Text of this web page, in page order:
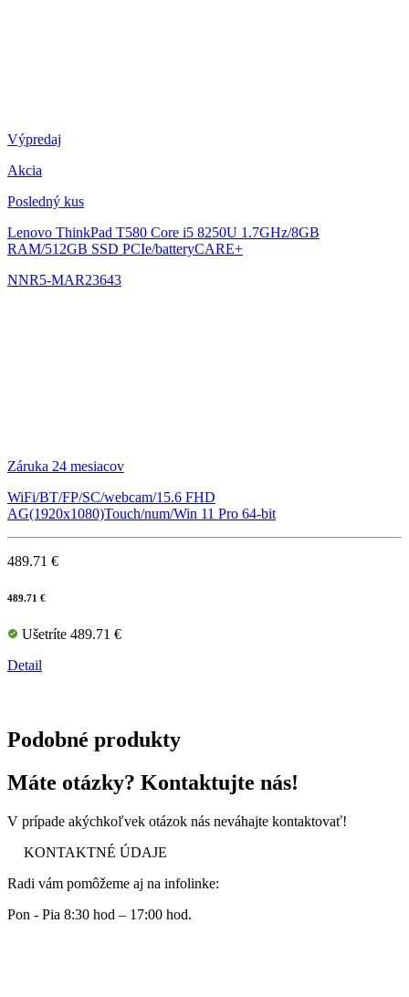
Výpredaj
Akcia
Posledný kus
Lenovo ThinkPad T580 Core i5 8250U 1.7GHz/8GB
RAM/512GB SSD PCIe/batteryCARE+
NNR5-MAR23643
Záruka 24 mesiacov
WiFi/BT/FP/SC/webcam/15.6 FHD
AG(1920x1080)Touch/num/Win 11 Pro 64-bit
489.71 €
489.71 €
Ušetríte 489.71 €
Detail
Podobné produkty
Máte otázky? Kontaktujte nás!
V prípade akýchkoľvek otázok nás neváhajte kontaktovať!
KONTAKTNÉ ÚDAJE
Radi vám pomôžeme aj na infolinke:
Pon - Pia 8:30 hod – 17:00 hod.